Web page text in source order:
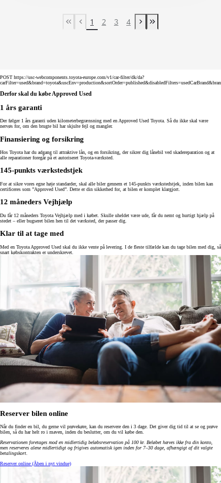
First Page
Tidligere side
1 2 3 4
Næste side
Last Page
POST https://usc-webcomponents.toyota-europe.com/v1/car-filter/dk/da?
Derfor skal du købe Approved Used
1 års garanti
Der følger 1 års garanti uden kilometerbegrænsning med en Approved Used Toyota. Så du ikke skal være
nervøs for, om den brugte bil har skjulte fejl og mangler.
Finansiering og forsikring
Hos Toyota har du adgang til attraktive lån, og en forsikring, der sikrer dig lånebil ved skadereparation og at
alle reparationer foregår på et autoriseret Toyota-værksted.
145-punkts værkstedstjek
For at sikre vores egne høje standarder, skal alle biler gennem et 145-punkts værkstedstjek, inden bilen kan
certificeres som ”Approved Used”. Dette er din sikkerhed for, at bilen er komplet klargjort.
12 måneders Vejhjælp
Du får 12 måneders Toyota Vejhjælp med i købet. Skulle uheldet være ude, får du nemt og hurtigt hjælp på
stedet – eller bugseret bilen hen til det værksted, der passer dig.
Klar til at tage med
Med en Toyota Approved Used skal du ikke vente på levering. I de fleste tilfælde kan du tage bilen med dig, så
snart købskontrakten er underskrevet.
Reserver bilen online
Når du finder en bil, du gerne vil prøvekøre, kan du reservere den i 3 dage. Det giver dig tid til at se og prøve
bilen, så du har helt ro i maven, inden du beslutter, om du vil købe den.
Reservationen foretages mod en midlertidig beløbsreservation på 100 kr. Beløbet hæves ikke fra din konto,
men reserveres alene midlertidigt og frigives automatisk igen inden for 7–30 dage, afhængigt af dit valgte
betalingskort.
Reserver online (Åben i nyt vindue)